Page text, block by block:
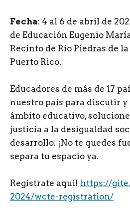
Fecha: 4 al 6 de abril de
de Educación Eugenio
Recinto de Río Piedras de
Puerto Rico.
Educadores de más de 17
nuestro país para discutir y
ámbito educativo,
justicia a la desigualdad
desarrollo. ¡No te quedes
separa tu espacio ya.
Regístrate aquí! https://
2024/wcte-registration/